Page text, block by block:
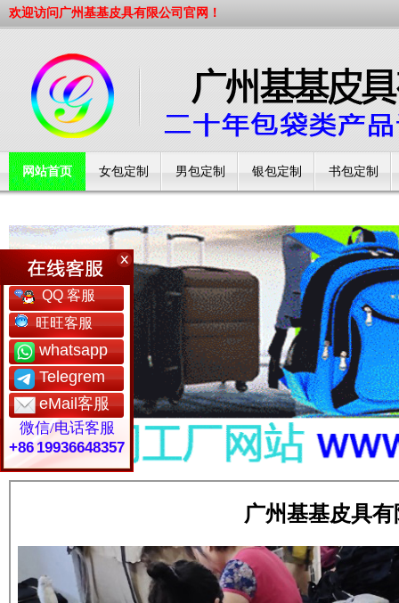
欢迎访问广州基基皮具有限公司官网！
网站首页 女包定制 男包定制 银包定制 书包定制
QQ 客服
旺旺客服
whatsapp
Telegrem
eMail客服
微信/电话客服
+86 19936648357